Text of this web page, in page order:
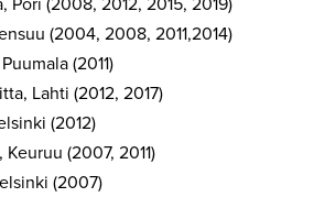
(2004, 2008, 2011,2014)
(2011)
Lahti (2012, 2017)
(2012)
(2007, 2011)
(2007)